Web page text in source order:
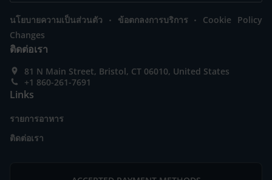
นโยบายความเป็นส่วนตัว . ข้อตกลงการบริการ .
Cookie Policy
Changes
ติดต่อเรา
81 N Main Street, Bristol, CT 06010, United States
+1 860-261-7691
Links
รายการอาหาร
ติดต่อเรา